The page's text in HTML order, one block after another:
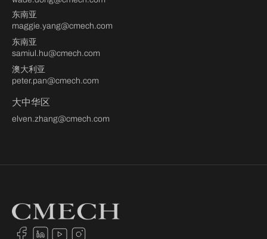
东南亚
maggie.yang@cmech.com
东南亚
samiul.hu@cmech.com
澳大利亚
peter.pan@cmech.com
大中华区
elven.zhang@cmech.com